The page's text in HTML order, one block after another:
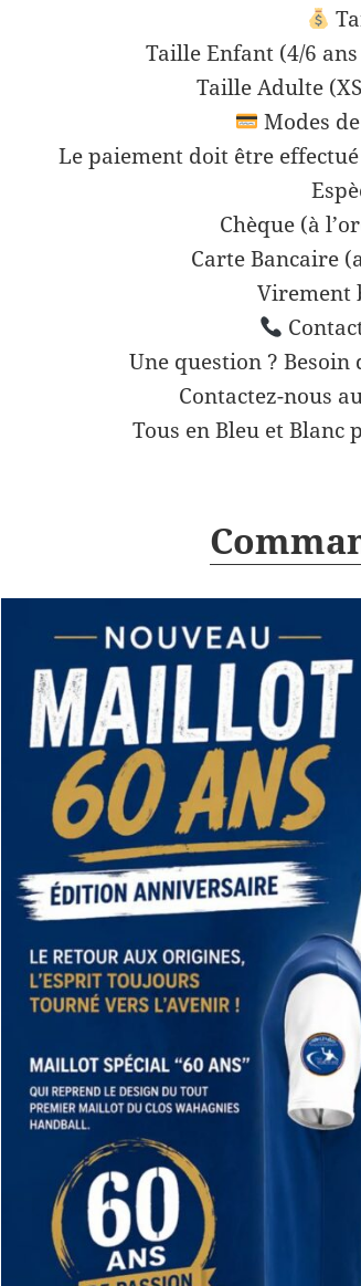
Taille Enfant (4/6
Taille Adulte
Modes
Le paiement doit être
Chèque (à
Carte Bancaire
Virement
Une question ? Besoin
Contactez-nous
Tous en Bleu et Blanc